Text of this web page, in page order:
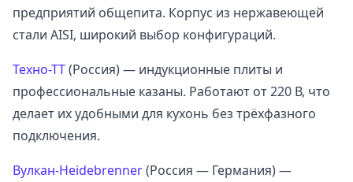
предприятий общепита. Корпус из нержавеющей
стали AISI, широкий выбор конфигураций.
Техно-ТТ(Россия) — индукционные плиты и
профессиональные казаны. Работают от 220 В, что
делает их удобными для кухонь без трёхфазного
подключения.
Вулкан-Heidebrenner(Россия — Германия) —